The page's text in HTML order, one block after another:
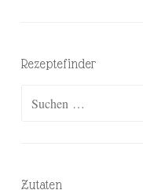
Rezeptefinder
Zutaten